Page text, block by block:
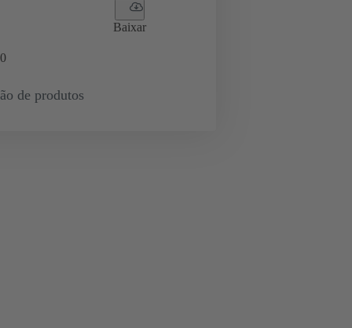
Baixar
0
de produtos